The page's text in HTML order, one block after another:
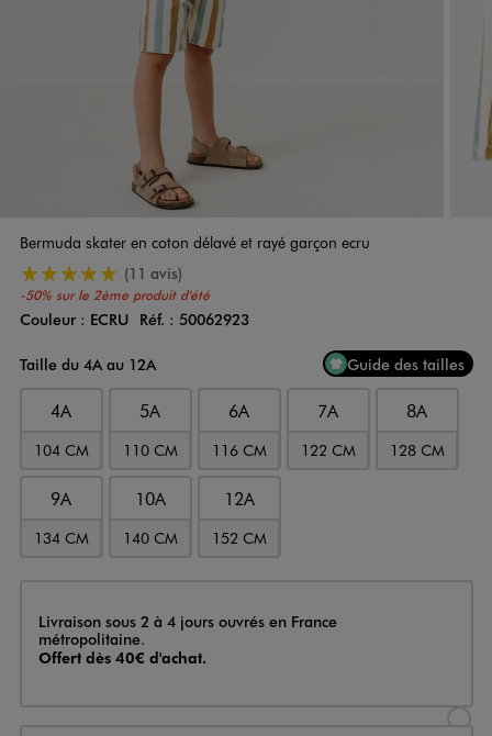
Bermuda skater en coton délavé et rayé garçon ecru
-50% sur le 2ème produit d'été
5/5 de moyenne(11 avis)
Couleur
Couleur : ECRU Réf. : 50062923
Taille du 4A au 12A
Guide des tailles
4A
104 CM
5A
110 CM
6A
116 CM
7A
122 CM
8A
128 CM
9A
134 CM
10A
140 CM
12A
152 CM
Livraison
Livraison sous 2 à 4 jours ouvrés en France
métropolitaine.
Offert dès 40€ d'achat.